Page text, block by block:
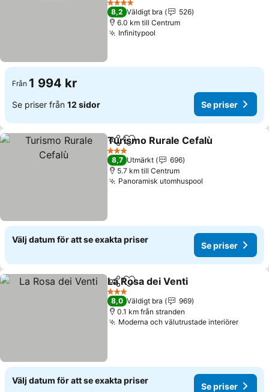
4 Stjärnor
8,2 Väldigt bra
526
6.0 km till Centrum
Infinitypool
Från 1 994 kr
Se priser från 12 sidor Se priser
Dela Lägg till i Mina Favoriter
Turismo Rurale Cefalù
3 Stjärnor
8,7 Utmärkt
696
5.7 km till Centrum
Panoramisk utomhuspool
Välj datum för att se exakta priser
Se priser
Dela Lägg till i Mina Favoriter
La Rosa dei Venti
3 Stjärnor
8,0 Väldigt bra
969
0.1 km från stranden
Moderna och välutrustade interiörer
Välj datum för att se exakta priser
Se priser